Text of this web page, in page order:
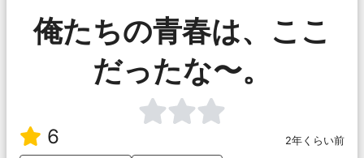
俺たちの青春は、ここ
だったな〜。
6
2年くらい前